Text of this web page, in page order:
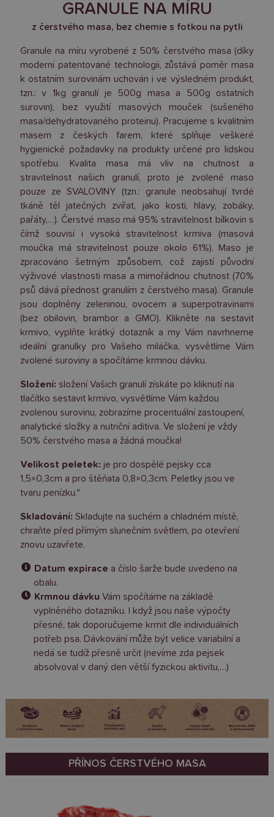
GRANULE NA MÍRU
z čerstvého masa, bez chemie s fotkou na pytli
Granule na míru vyrobené z 50% čerstvého masa (díky
moderní patentované technologii, zůstává poměr masa
k ostatním surovinám uchován i ve výsledném produkt,
tzn.: v 1kg granulí je 500g masa a 500g ostatních
surovin), bez využití masových mouček (sušeného
masa/dehydratovaného proteinu). Pracujeme s kvalitním
masem z českých farem, které splňuje veškeré
hygienické požadavky na produkty určené pro lidskou
spotřebu. Kvalita masa má vliv na chutnost a
stravitelnost našich granulí, proto je zvolené maso
pouze ze SVALOVINY (tzn.: granule neobsahují tvrdé
tkáně těl jatečných zvířat, jako kosti, hlavy, zobáky,
pařáty,…). Čerstvé maso má 95% stravitelnost bílkovin s
čímž souvisí i vysoká stravitelnost krmiva (masová
moučka má stravitelnost pouze okolo 61%). Maso je
zpracováno šetrným způsobem, což zajistí původní
výživové vlastnosti masa a mimořádnou chutnost (70%
psů dává přednost granulím z čerstvého masa). Granule
jsou doplněny zeleninou, ovocem a superpotravinami
(bez obilovin, brambor a GMO). Klikněte na sestavit
krmivo, vyplňte krátký dotazník a my Vám navrhneme
ideální granulky pro Vašeho miláčka, vysvětlíme Vám
zvolené suroviny a spočítáme krmnou dávku.
Složení: složení Vašich granulí získáte po kliknutí na
tlačítko sestavit krmivo, vysvětlíme Vám každou
zvolenou surovinu, zobrazíme procentuální zastoupení,
analytické složky a nutriční aditiva. Ve složení je vždy
50% čerstvého masa a žádná moučka!
Velikost peletek: je pro dospělé pejsky cca
1,5×0,3cm a pro štěňata 0,8×0,3cm. Peletky jsou ve
tvaru penízku.“
Skladování: Skladujte na suchém a chladném místě,
chraňte před přímým slunečním světlem, po otevření
znovu uzavřete.
Datum expirace a číslo šarže bude uvedeno na
obalu.
Krmnou dávku Vám spočítáme na základě
vyplněného dotazníku. I když jsou naše výpočty
přesné, tak doporučujeme krmit dle individuálních
potřeb psa. Dávkování může být velice variabilní a
nedá se tudíž přesně určit (nevíme zda pejsek
absolvoval v daný den větší fyzickou aktivitu,…)
PŘÍNOS ČERSTVÉHO MASA